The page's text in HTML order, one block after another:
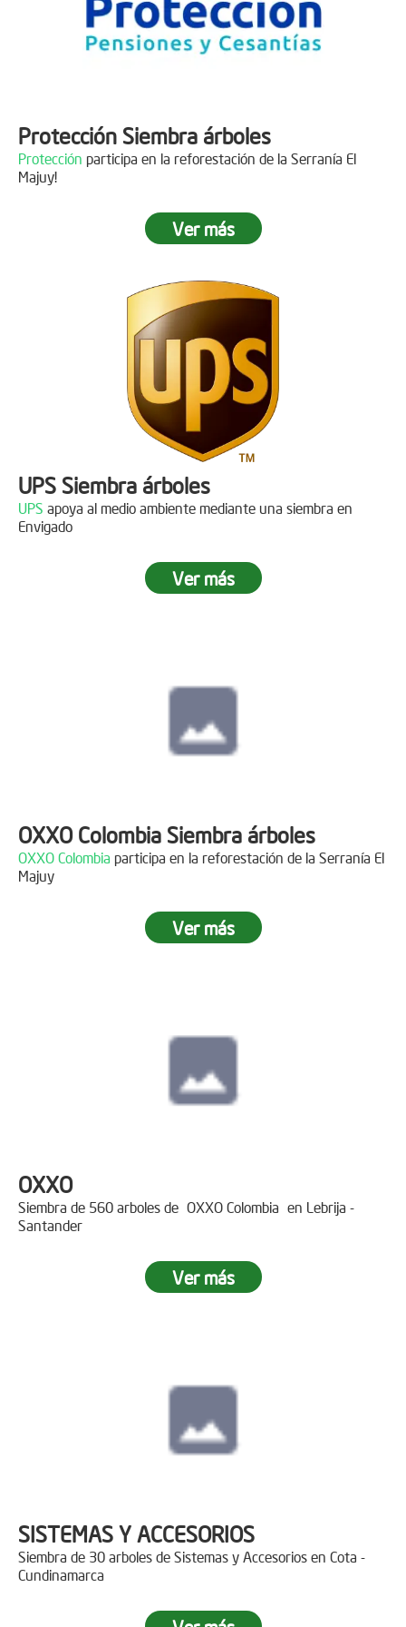
DINISSANpor plantar 400 árboles en el páramo de
Protección Siembra árboles
Protección participa en la reforestación de la Serranía El
Majuy!
Ver más
UPS Siembra árboles
UPS apoya al medio ambiente mediante una siembra en
Envigado
Ver más
OXXO Colombia Siembra árboles
OXXO Colombia participa en la reforestación de la Serranía El
Majuy
Ver más
OXXO
Siembra de 560 arboles de OXXO Colombia en Lebrija -
Santander
Ver más
SISTEMAS Y ACCESORIOS
Siembra de 30 arboles de Sistemas y Accesorios en Cota -
Cundinamarca